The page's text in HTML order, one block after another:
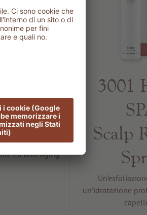
ed anti-aging
3001
Scalp
un’idratazione